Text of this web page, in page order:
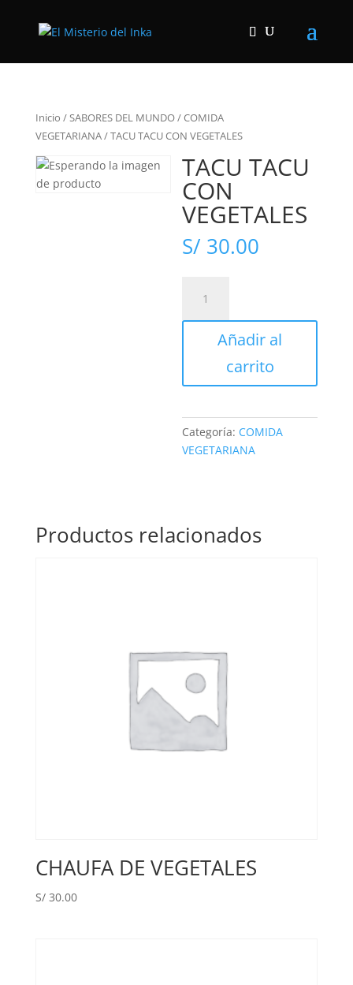
Inicio /SABORES DEL MUNDO/COMIDA
VEGETARIANA/TACU TACU CON VEGETALES
TACU TACU
CON
VEGETALES
S/ 30.00
TACU
CON
VEGETALESAñadir al
carrito
Categoría: COMIDA
VEGETARIANA
Productos relacionados
CHAUFA DE VEGETALES
S/30.00